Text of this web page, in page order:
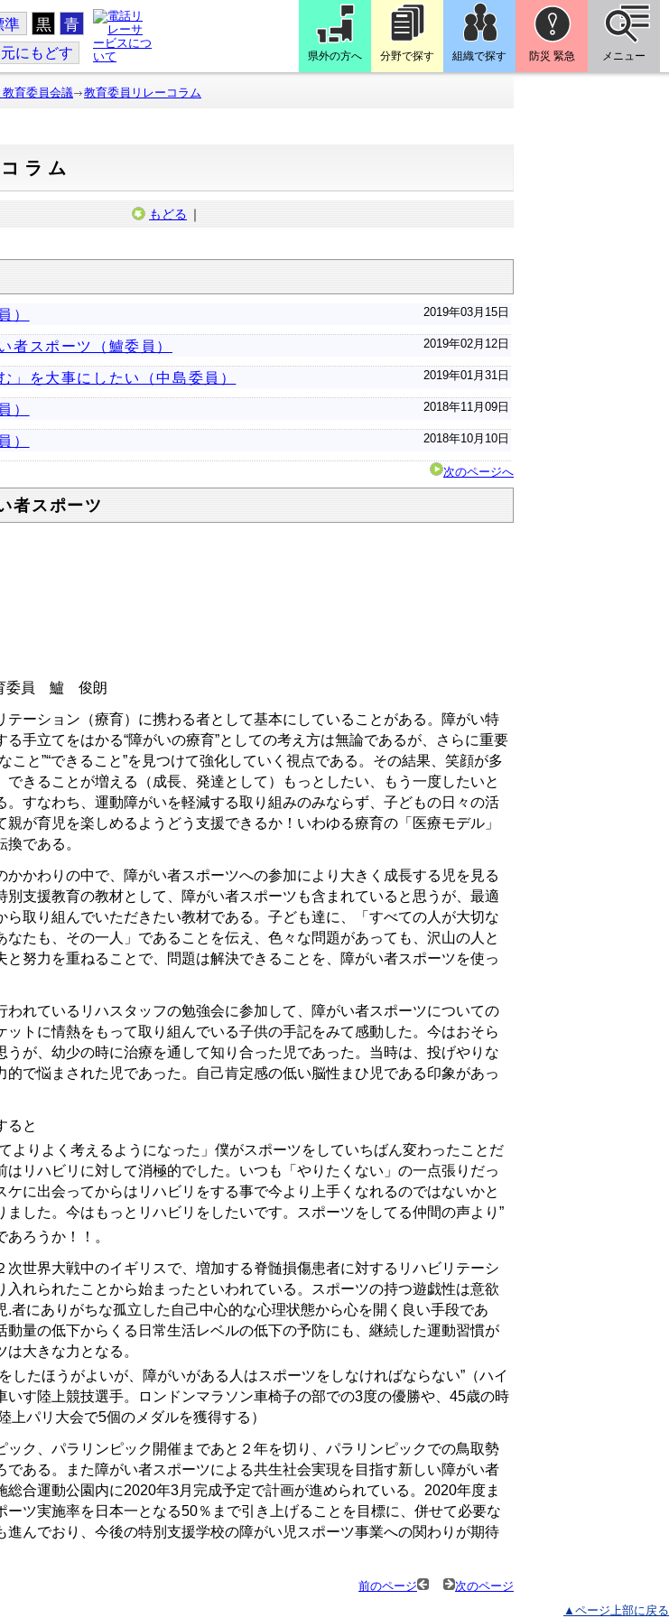
準 黒 青
元にもどす 県外の方へ 分野で探す 組織で探す 防災 緊急 メニュー
育委員会議 教育委員リレーコラム
ラム
もどる ｜
2019年03月15日
）
2019年02月12日
者スポーツ（鱸委員）
2019年01月31日
」を大事にしたい（中島委員）
2018年11月09日
）
2018年10月10日
）
次のページへ
者スポーツ
委員 鱸 俊朗
ーション（療育）に携わる者として基本にしていることがある。障がい特
手立てをはかる“障がいの療育”としての考え方は無論であるが、さらに重要
こと”“できること”を見つけて強化していく視点である。その結果、笑顔が多
できることが増える（成長、発達として）もっとしたい、もう一度したいと
。すなわち、運動障がいを軽減する取り組みのみならず、子どもの日々の活
が育児を楽しめるようどう支援できるか！いわゆる療育の「医療モデル」
である。
かわりの中で、障がい者スポーツへの参加により大きく成長する児を見る
別支援教育の教材として、障がい者スポーツも含まれていると思うが、最適
ら取り組んでいただきたい教材である。子ども達に、「すべての人が大切な
なたも、その一人」であることを伝え、色々な問題があっても、沢山の人と
と努力を重ねることで、問題は解決できることを、障がい者スポーツを使っ
れているリハスタッフの勉強会に参加して、障がい者スポーツについての
ットに情熱をもって取り組んでいる子供の手記をみて感動した。今はおそら
うが、幼少の時に治療を通して知り合った児であった。当時は、投げやりな
的で悩まされた児であった。自己肯定感の低い脳性まひ児である印象があっ
ると
よりよく考えるようになった」僕がスポーツをしていちばん変わったことだ
はリハビリに対して消極的でした。いつも「やりたくない」の一点張りだっ
ケに出会ってからはリハビリをする事で今より上手くなれるのではないかと
ました。今はもっとリハビリをしたいです。スポーツをしてる仲間の声より”
ろうか！！。
世界大戦中のイギリスで、増加する脊髄損傷患者に対するリハビリテーシ
入れられたことから始まったといわれている。スポーツの持つ遊戯性は意欲
.者にありがちな孤立した自己中心的な心理状態から心を開く良い手段であ
動量の低下からくる日常生活レベルの低下の予防にも、継続した運動習慣が
大きな力となる。
したほうがよいが、障がいがある人はスポーツをしなければならない”（ハイ
す陸上競技選手。ロンドンマラソン車椅子の部での3度の優勝や、45歳の時
上パリ大会で5個のメダルを獲得する）
ク、パラリンピック開催まであと２年を切り、パラリンピックでの鳥取勢
である。また障がい者スポーツによる共生社会実現を目指す新しい障がい者
総合運動公園内に2020年3月完成予定で計画が進められている。 2020年度ま
ーツ実施率を日本一となる50％まで引き上げることを目標に、併せて必要な
進んでおり、今後の特別支援学校の障がい児スポーツ事業への関わりが期待
前のページ
次のページ
▲ページ上部に戻る